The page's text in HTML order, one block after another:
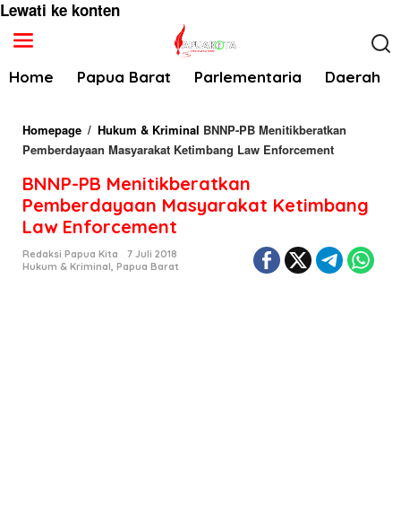
Lewati ke konten
Home Papua Barat Parlementaria Daerah
Homepage / Hukum & Kriminal BNNP-PB Menitikberatkan
Pemberdayaan Masyarakat Ketimbang Law Enforcement
BNNP-PB Menitikberatkan
Pemberdayaan Masyarakat Ketimbang
Law Enforcement
Redaksi Papua Kita
7 Juli 2018
Hukum & Kriminal, Papua Barat